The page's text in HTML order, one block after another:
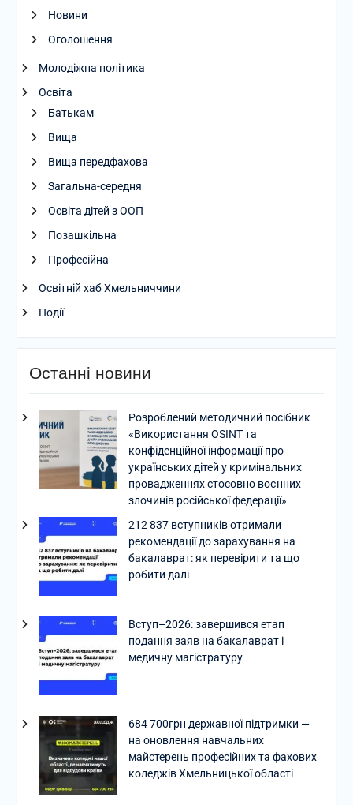
Новини
Оголошення
Молодіжна політика
Освіта
Батькам
Вища
Вища передфахова
Загальна-середня
Освіта дітей з ООП
Позашкільна
Професійна
Освітній хаб Хмельниччини
Події
Останні новини
Розроблений методичний посібник
«Використання OSINT та
конфіденційної інформації про
українських дітей у кримінальних
провадженнях стосовно воєнних
злочинів російської федерації»
212 837 вступників отримали
рекомендації до зарахування на
бакалаврат: як перевірити та що
робити далі
Вступ–2026: завершився етап
подання заяв на бакалаврат і
медичну магістратуру
684 700грн державної підтримки —
на оновлення навчальних
майстерень професійних та фахових
коледжів Хмельницької області